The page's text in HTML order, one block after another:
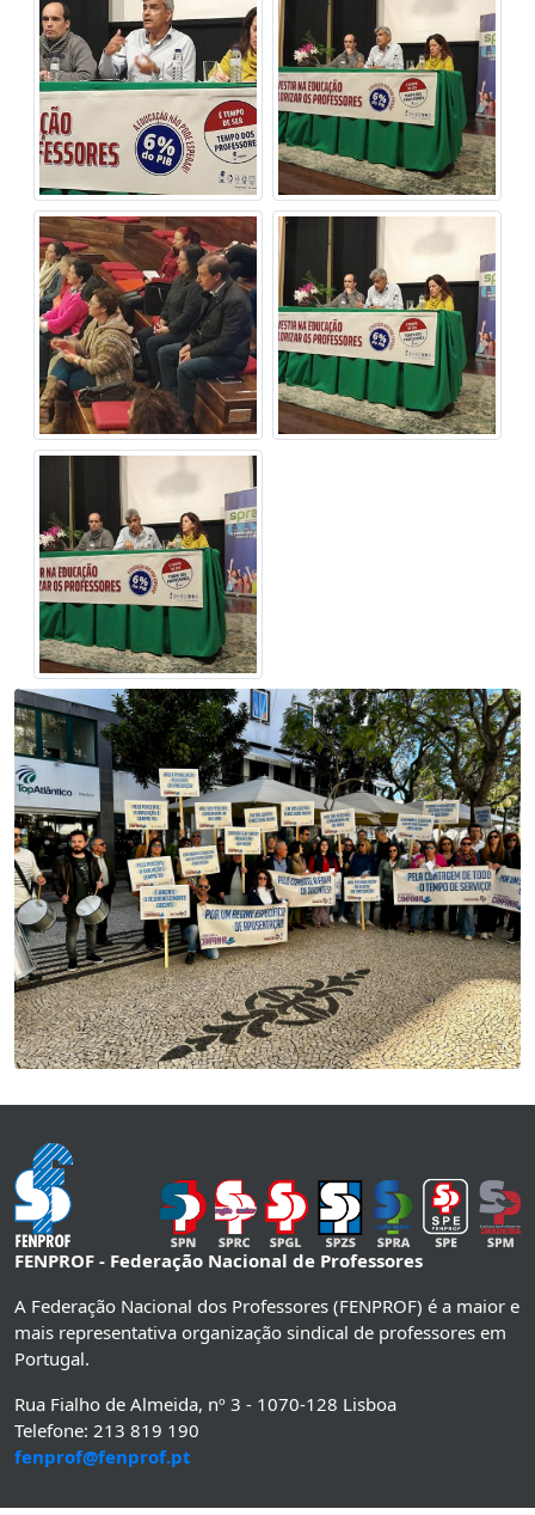
FENPROF - Federação Nacional de Professores
A Federação Nacional dos Professores (FENPROF) é a maior e
mais representativa organização sindical de professores em
Portugal.
Rua Fialho de Almeida, nº 3 - 1070-128 Lisboa
Telefone: 213 819 190
fenprof@fenprof.pt